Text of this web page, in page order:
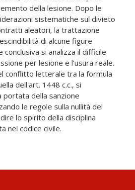
della lesione. Dopo le
sistematiche sul divieto
aleatori, la trattazione
di alcune figure
conclusiva si analizza il difficile
per lesione e l'usura reale.
conflitto letterale tra la formula
dell'art. 1448 c.c., si
portata della sanzione
le regole sulla nullità del
lo spirito della disciplina
nel codice civile.